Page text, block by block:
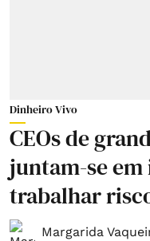
Dinheiro Vivo
CEOs de
juntam-se
trabalhar
Margarida